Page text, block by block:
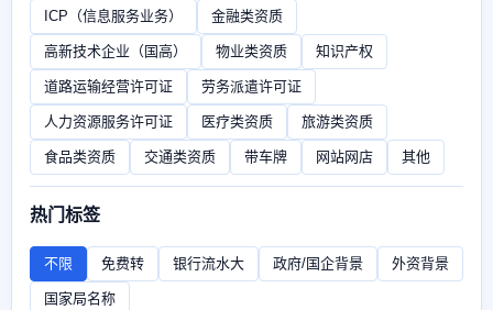
ICP（信息服务业务） 金融类资质
高新技术企业（国高） 物业类资质 知识产权
道路运输经营许可证 劳务派遣许可证
人力资源服务许可证 医疗类资质 旅游类资质
食品类资质 交通类资质 带车牌 网站网店 其他
热门标签
不限 免费转 银行流水大 政府/国企背景 外资背景
国家局名称